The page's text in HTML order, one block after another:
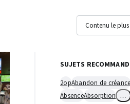
SUJETS
2opAbandon de
AbsenceAbsorption